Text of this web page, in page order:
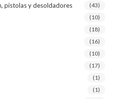
pistolas y desoldadores (43)
(10)
(18)
(16)
(10)
(17)
(1)
(1)